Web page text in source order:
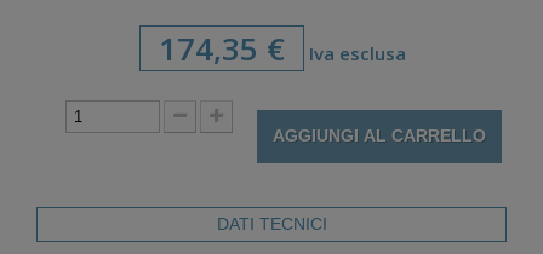
174,35 € Iva esclusa
AGGIUNGI AL CARRELLO
DATI TECNICI